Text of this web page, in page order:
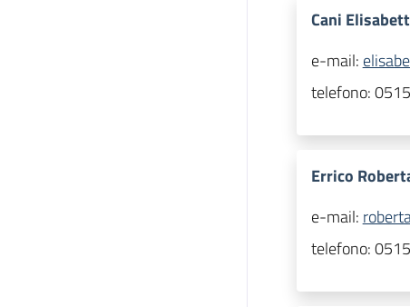
Cani
e-mail:
telefono:
Errico
e-mail:
telefono: